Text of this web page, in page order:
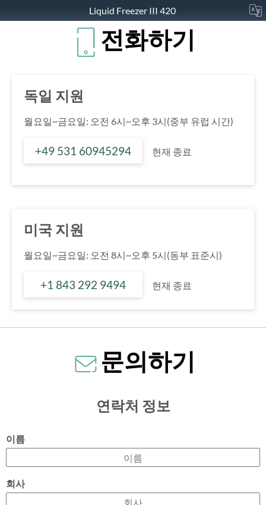
Liquid Freezer III 420
전화하기
독일 지원
월요일~금요일: 오전 6시~오후 3시(중부 유럽 시간)
+49 531 60945294 현재 종료
미국 지원
월요일~금요일: 오전 8시~오후 5시(동부 표준시)
+1 843 292 9494 현재 종료
문의하기
연락처 정보
이름
회사